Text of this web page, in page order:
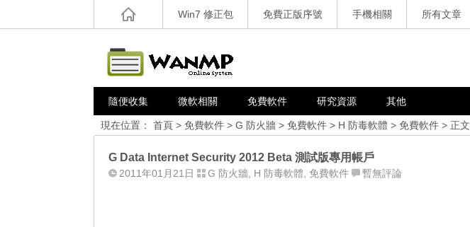
Win7 修正包 免費正版序號 手機相關 所有文章
隨便收集 微軟相關 免費軟件 研究資源 其他
現在位置： 首頁 > 免費軟件 > G 防火牆 > 免費軟件 > H 防毒軟體 > 免費軟件 > 正文
G Data Internet Security 2012 Beta 測試版專用帳戶
2011年01月21日 G 防火牆 H 防毒軟體 免費軟件 暫無評論